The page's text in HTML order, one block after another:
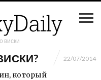
виски
22/07/2014
который